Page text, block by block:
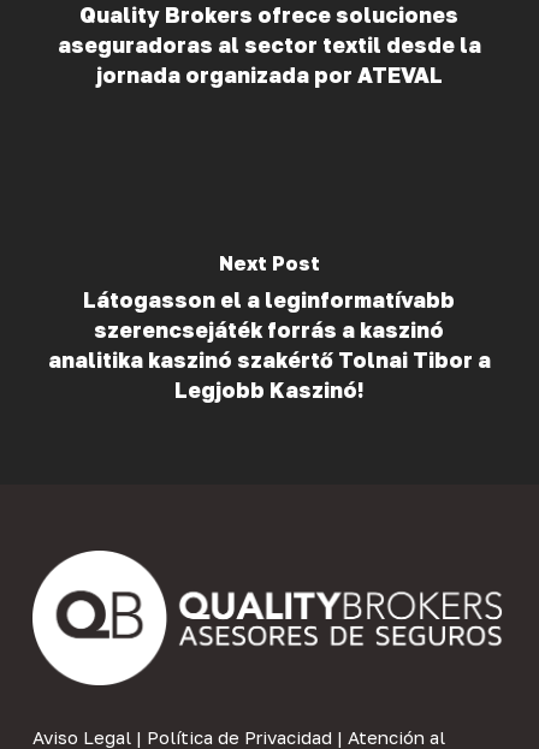
Quality Brokers ofrece soluciones
aseguradoras al sector textil desde la
jornada organizada por ATEVAL
Next Post
Látogasson el a leginformatívabb
szerencsejáték forrás a kaszinó
analitika kaszinó szakértő Tolnai Tibor a
Legjobb Kaszinó!
Aviso Legal| Política de Privacidad | Atención al